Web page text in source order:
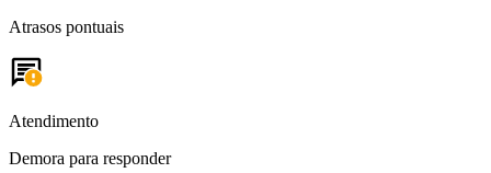
Atrasos pontuais
Atendimento
Demora para responder